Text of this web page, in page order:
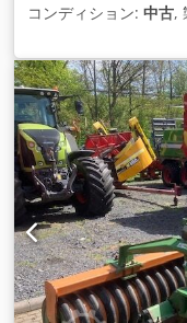
コンディション: 中古,